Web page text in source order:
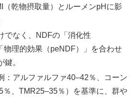
（乾物摂取量）とルーメンpHに影
でなく、NDFの「消化性
物理的効果（peNDF）」を合わせ
鍵。
：アルファルファ40–42％、コーン
％、TMR25–35％）を基準に、群や